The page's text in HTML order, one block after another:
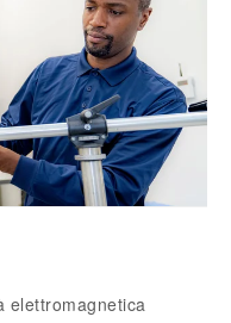
elettromagnetica